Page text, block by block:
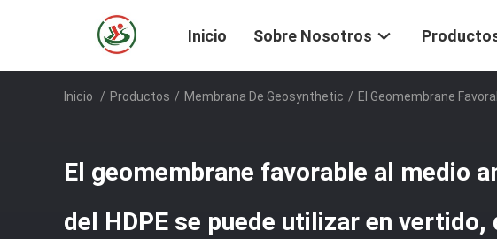
Inicio Sobre Nosotros
Inicio / Productos / Membrana De Geosynthetic / El Geomembrane
El geomembrane favorable al medio
del HDPE se puede utilizar en vertido,